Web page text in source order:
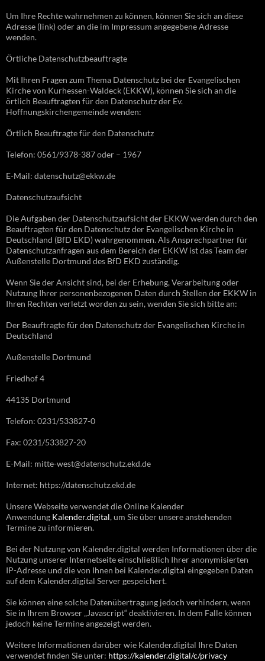
Um Ihre Rechte wahrnehmen zu können, können Sie sich an diese
Adresse (link) oder an die im Impressum angegebene Adresse
wenden.
Örtliche Datenschutzbeauftragte
Mit Ihren Fragen zum Thema Datenschutz bei der Evangelischen
Kirche von Kurhessen-Waldeck (EKKW), können Sie sich an die
örtlich Beauftragten für den Datenschutz der Ev.
Hoffnungskirchengemeinde wenden:
Örtlich Beauftragte für den Datenschutz
Telefon: 0561/9378-387 oder – 1967
E-Mail: datenschutz@ekkw.de
Datenschutzaufsicht
Die Aufgaben der Datenschutzaufsicht der EKKW werden durch den
Beauftragten für den Datenschutz der Evangelischen Kirche in
Deutschland (BfD EKD) wahrgenommen. Als Ansprechpartner für
Datenschutzanfragen aus dem Bereich der EKKW ist das Team der
Außenstelle Dortmund des BfD EKD zuständig.
Wenn Sie der Ansicht sind, bei der Erhebung, Verarbeitung oder
Nutzung Ihrer personenbezogenen Daten durch Stellen der EKKW in
Ihren Rechten verletzt worden zu sein, wenden Sie sich bitte an:
Der Beauftragte für den Datenschutz der Evangelischen Kirche in
Deutschland
Außenstelle Dortmund
Friedhof 4
44135 Dortmund
Telefon: 0231/533827-0
Fax: 0231/533827-20
E-Mail: mitte-west@datenschutz.ekd.de
Internet: https://datenschutz.ekd.de
Unsere Webseite verwendet die Online Kalender
Anwendung Kalender.digital, um Sie über unsere anstehenden
Termine zu informieren.
Bei der Nutzung von Kalender.digital werden Informationen über die
Nutzung unserer Internetseite einschließlich Ihrer anonymisierten
IP-Adresse und die von Ihnen bei Kalender.digital eingegeben Daten
auf dem Kalender.digital Server gespeichert.
Sie können eine solche Datenübertragung jedoch verhindern, wenn
Sie in Ihrem Browser „Javascript“ deaktivieren. In dem Falle können
jedoch keine Termine angezeigt werden.
Weitere Informationen darüber wie Kalender.digital Ihre Daten
verwendet finden Sie unter: https://kalender.digital/c/privacy